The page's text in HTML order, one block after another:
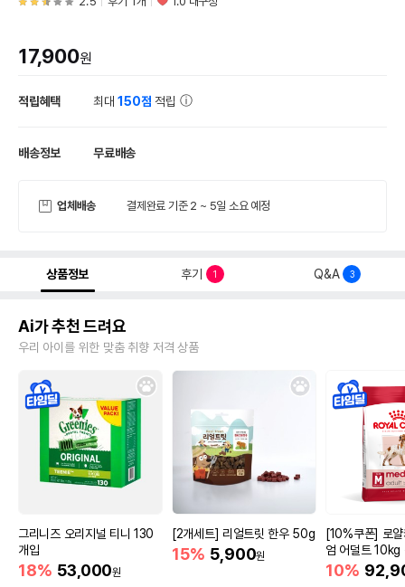
17,900원
적립혜택 최대150점 적립
배송정보 무료배송
업체배송 결제완료 기준 2 ~ 5일 소요 예정
상품정보 후기 1 Q&A 3
Ai가 추천 드려요
우리 아이를 위한 맞춤 취향 저격 상품
그리니즈 오리지널 티니 130
개입
18% 53,000원
[2개세트] 리얼트릿 한우 50g
15% 5,900원
[10%쿠폰] 로
엄 어덜트 10kg
증진
10%